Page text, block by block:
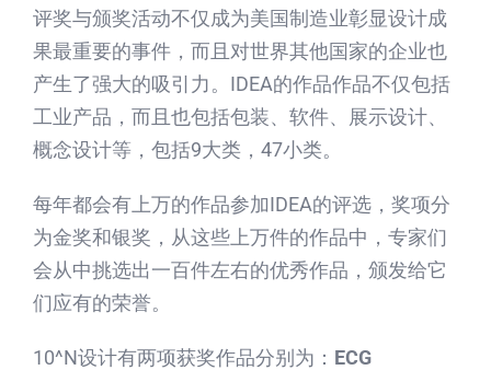
评奖与颁奖活动不仅成为美国制造业彰显设计成
果最重要的事件，而且对世界其他国家的企业也
产生了强大的吸引力。IDEA的作品作品不仅包括
工业产品，而且也包括包装、软件、展示设计、
概念设计等，包括9大类，47小类。
每年都会有上万的作品参加IDEA的评选，奖项分
为金奖和银奖，从这些上万件的作品中，专家们
会从中挑选出一百件左右的优秀作品，颁发给它
们应有的荣誉。
10^N设计有两项获奖作品分别为： ECG